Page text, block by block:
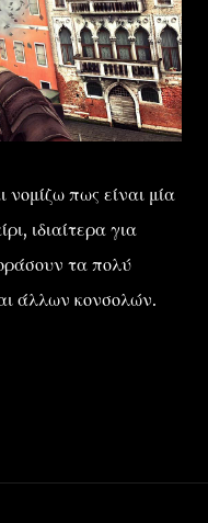
νομίζω πως είναι μία
ιδιαίτερα για
τα πολύ
άλλων κονσολών.